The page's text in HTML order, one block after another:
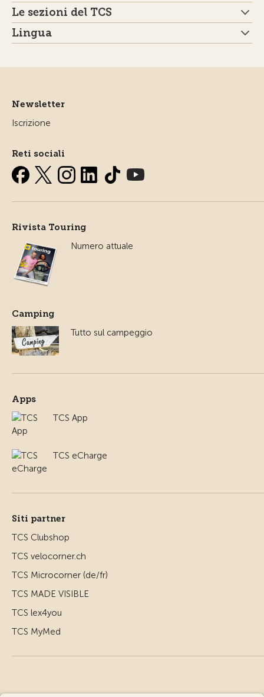
Le sezioni del TCS
Lingua
Newsletter
Iscrizione
Reti sociali
Rivista Touring
Numero attuale
Camping
Tutto sul campeggio
Apps
TCS App
TCS eCharge
Siti partner
TCS Clubshop
TCS velocorner.ch
TCS Microcorner (de/fr)
TCS MADE VISIBLE
TCS lex4you
TCS MyMed